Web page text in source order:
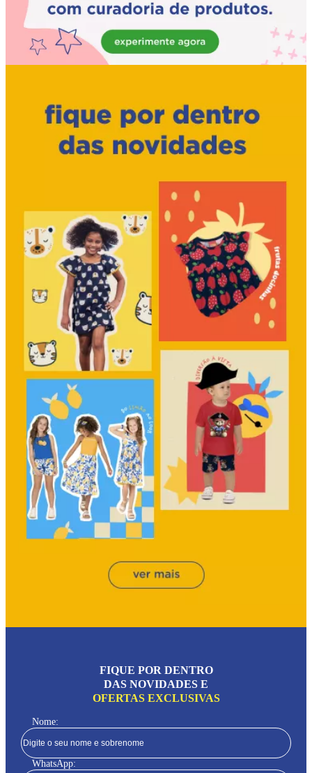
FIQUE POR DENTRO
DAS NOVIDADES E
OFERTAS EXCLUSIVAS
Nome:
WhatsApp: